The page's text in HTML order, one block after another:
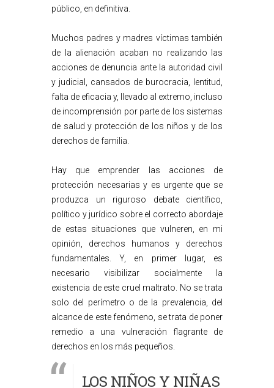
público, en definitiva.
Muchos padres y madres víctimas también
de la alienación acaban no realizando las
acciones de denuncia ante la autoridad civil
y judicial, cansados de burocracia, lentitud,
falta de eficacia y, llevado al extremo, incluso
de incomprensión por parte de los sistemas
de salud y protección de los niños y de los
derechos de familia.
Hay que emprender las acciones de
protección necesarias y es urgente que se
produzca un riguroso debate científico,
político y jurídico sobre el correcto abordaje
de estas situaciones que vulneren, en mi
opinión, derechos humanos y derechos
fundamentales. Y, en primer lugar, es
necesario visibilizar socialmente la
existencia de este cruel maltrato. No se trata
solo del perímetro o de la prevalencia, del
alcance de este fenómeno, se trata de poner
remedio a una vulneración flagrante de
derechos en los más pequeños.
LOS NIÑOS Y NIÑAS